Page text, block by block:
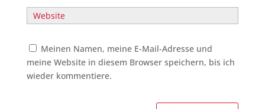
Meinen Namen, meine E-Mail-Adresse und
meine Website in diesem Browser speichern, bis ich
wieder kommentiere.